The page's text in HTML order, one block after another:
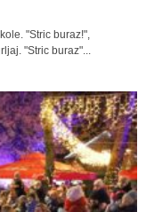
"Stric buraz!",
"Stric buraz"...